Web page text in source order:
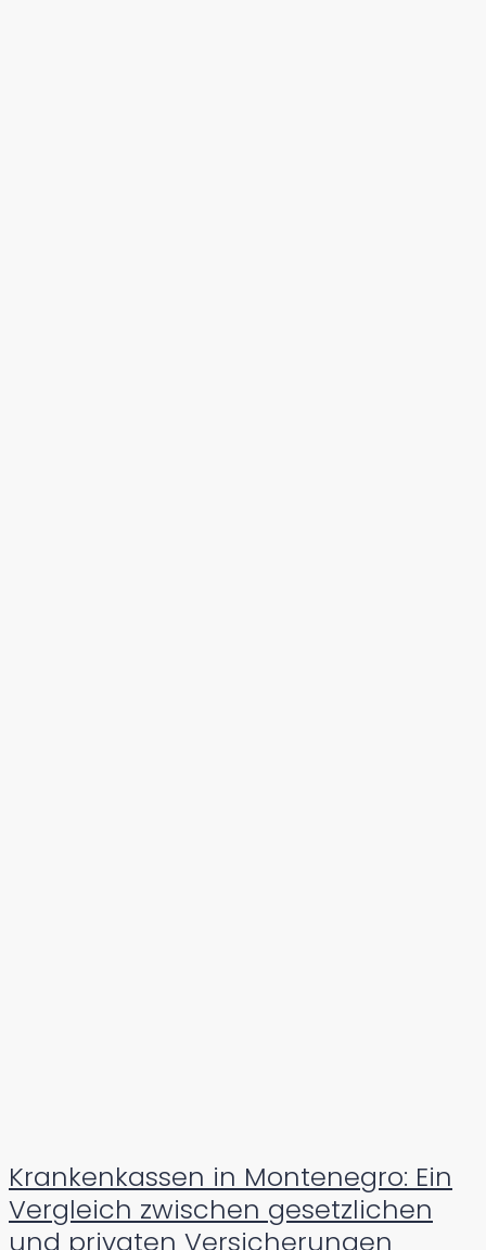
Krankenkassen in Montenegro: Ein
Vergleich zwischen gesetzlichen
und privaten Versicherungen